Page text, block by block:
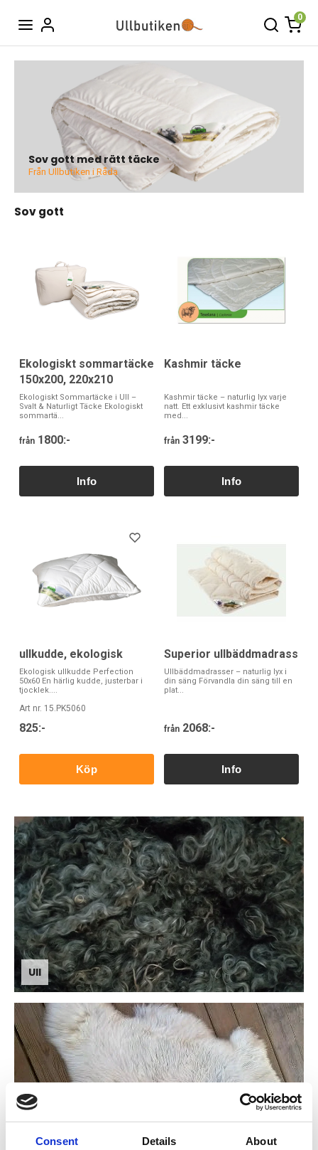
Consent Details About
0
Sov gott med rätt täcke
Från Ullbutiken i Råda
Sov gott
Ekologiskt sommartäcke
150x200, 220x210
Ekologiskt Sommartäcke i Ull –
Svalt & Naturligt Täcke Ekologiskt
sommartä...
från 1800:-
Kashmir täcke
Kashmir täcke – naturlig lyx varje
natt. Ett exklusivt kashmir täcke
med...
från 3199:-
ullkudde, ekologisk
Ekologisk ullkudde Perfection
50x60 En härlig kudde, justerbar i
tjocklek....
Art nr. 15.PK5060
825:-
Köp
Superior ullbäddmadrass
Ullbäddmadrasser – naturlig lyx i
din säng Förvandla din säng till en
plat...
från 2068:-
Ull